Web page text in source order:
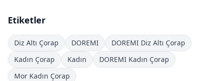
Etiketler
Diz Altı Çorap DOREMI
DOREMI Diz Altı Çorap
Kadın Çorap
Kadın
DOREMI Kadın Çorap
Mor Kadın Çorap